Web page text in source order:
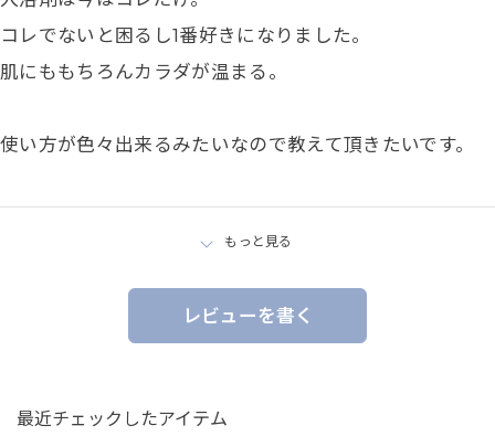
コレでないと困るし1番好きになりました。
肌にももちろんカラダが温まる。
使い方が色々出来るみたいなので教えて頂きたいです。
もっと見る
レビューを書く
最近チェックしたアイテム